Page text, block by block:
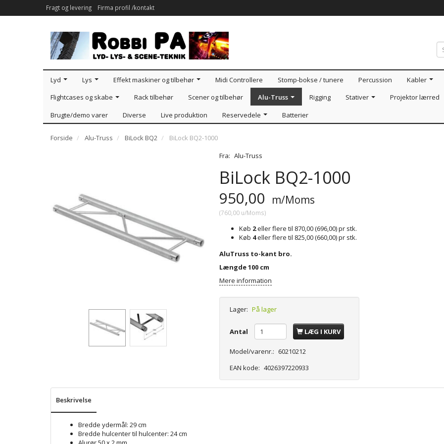
Fragt og levering Firma profil /kontakt
Lyd Lys Effekt maskiner og tilbehør Midi Controllere Stomp-bokse / tunere Percussion Kabler
Flightcases og skabe
Rack tilbehør Scener og tilbehør Alu-Truss Rigging Stativer Projektor lærred
Brugte/demo varer
Diverse Live produktion Reservedele Batterier
Forside Alu-Truss BiLock BQ2
BiLock BQ2-1000
Fra: Alu-Truss
BiLock BQ2-1000
950,00 m/Moms
(760,00 u/Moms)
Køb 2eller flere til 870,00(696,00)pr stk.
Køb 4eller flere til 825,00(660,00)pr stk.
AluTruss to-kant bro.
Længde 100 cm
Mere information
Lager: På lager
Antal LÆG I KURV
Model/varenr.: 60210212
EAN kode: 4026397220933
Beskrivelse
Bredde ydermål: 29 cm
Bredde hulcenter til hulcenter: 24 cm